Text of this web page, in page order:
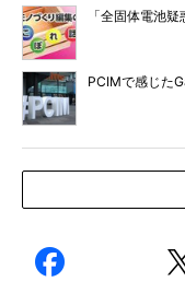
「全固体電池
PCIMで感じた